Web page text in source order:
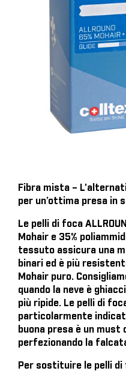
Fibra mista –
per un’ottima presa in
Le pelli di foca
Mohair e 35%
tessuto assicura una
binari ed è più
Mohair puro.
quando la neve è
più ripide. Le pelli di
particolarmente
buona presa è un must
perfezionando la
Per sostituire le pelli di